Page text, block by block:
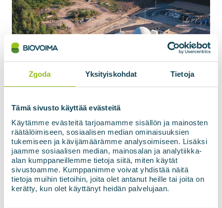
Zgoda Yksityiskohdat Tietoja
Tämä sivusto käyttää evästeitä
Käytämme evästeitä tarjoamamme sisällön ja mainosten
räätälöimiseen, sosiaalisen median ominaisuuksien
tukemiseen ja kävijämäärämme analysoimiseen. Lisäksi
jaamme sosiaalisen median, mainosalan ja analytiikka-
alan kumppaneillemme tietoja siitä, miten käytät
sivustoamme. Kumppanimme voivat yhdistää näitä
tietoja muihin tietoihin, joita olet antanut heille tai joita on
kerätty, kun olet käyttänyt heidän palvelujaan.
Bądź na bieżąco z
najnowszymi
wiadomościami na
temat energii
odnawialnej